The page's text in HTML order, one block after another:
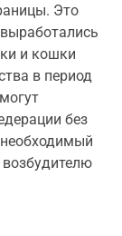
Это
и кошки
в период
без